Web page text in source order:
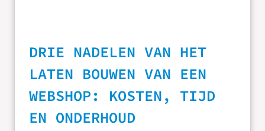
DRIE NADELEN VAN HET
LATEN BOUWEN VAN EEN
WEBSHOP: KOSTEN, TIJD
EN ONDERHOUD